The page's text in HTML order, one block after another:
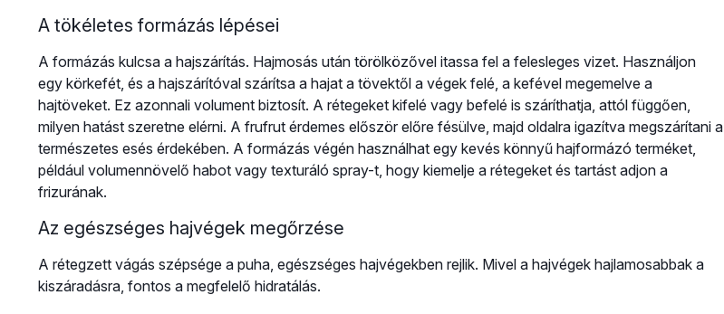
A tökéletes formázás lépései
A formázás kulcsa a hajszárítás. Hajmosás után törölközővel itassa fel a felesleges vizet. Használjon
egy körkefét, és a hajszárítóval szárítsa a hajat a tövektől a végek felé, a kefével megemelve a
hajtöveket. Ez azonnali volument biztosít. A rétegeket kifelé vagy befelé is száríthatja, attól függően,
milyen hatást szeretne elérni. A frufrut érdemes először előre fésülve, majd oldalra igazítva megszárítani a
természetes esés érdekében. A formázás végén használhat egy kevés könnyű hajformázó terméket,
például volumennövelő habot vagy texturáló spray-t, hogy kiemelje a rétegeket és tartást adjon a
frizurának.
Az egészséges hajvégek megőrzése
A rétegzett vágás szépsége a puha, egészséges hajvégekben rejlik. Mivel a hajvégek hajlamosabbak a
kiszáradásra, fontos a megfelelő hidratálás.